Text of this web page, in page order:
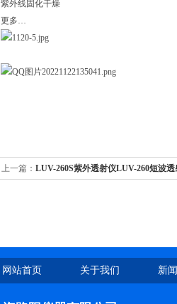
紫外线固化干燥
更多…
上一篇： LUV-260S紫外透射仪LUV-260短波透
网站首页 关于我们 新